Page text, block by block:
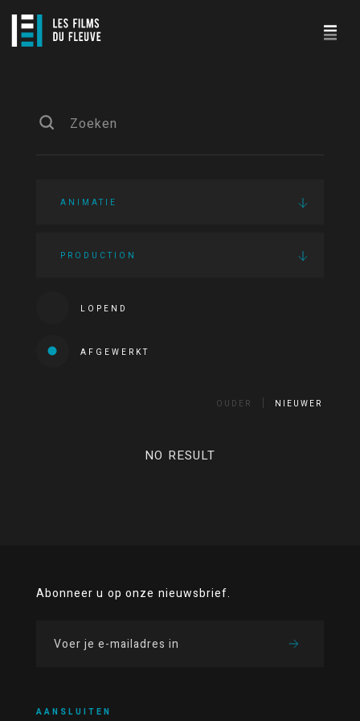
ANIMATIE
PRODUCTION
LOPEND
AFGEWERKT
OUDER NIEUWER
NO RESULT
Abonneer u op onze nieuwsbrief.
AANSLUITEN